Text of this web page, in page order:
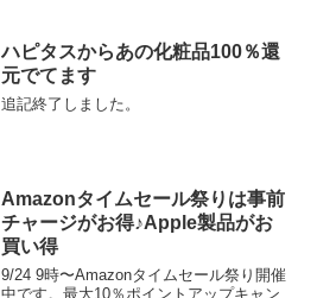
し込まれた...
ハピタスからあの化粧品100％還
元でてます
追記終了しました。
Amazonタイムセール祭りは事前
チャージがお得♪Apple製品がお
買い得
9/24 9時〜Amazonタイムセール祭り開催
中です。最大10％ポイントアップキャン